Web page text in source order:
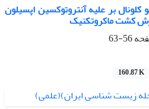
بر علیه آنتروتوکسین اپسیلون
کشت ماکروتکنیک
56-63
160.87 K